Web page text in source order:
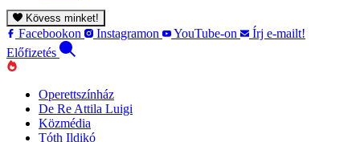
Kövess minket!
Facebookon Instagramon YouTube-on
Írj e-mailt!
Előfizetés
Operettszínház
De Re Attila Luigi
Közmédia
Tóth Ildikó